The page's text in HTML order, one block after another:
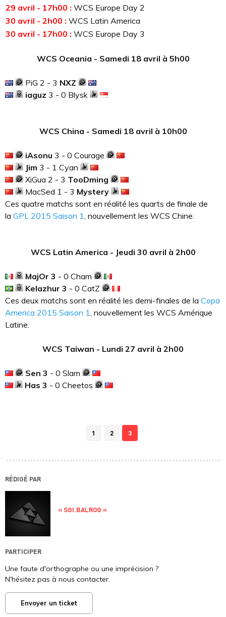
29 avril - 17h00 : WCS Europe Day 2
30 avril - 2h00 : WCS Latin America
30 avril - 17h00 : WCS Europe Day 3
WCS Oceania - Samedi 18 avril à 5h00
PiG 2 - 3 NXZ
iaguz 3 - 0 Blysk
WCS China - Samedi 18 avril à 10h00
iAsonu 3 - 0 Courage
Jim 3 - 1 Cyan
XiGua 2 - 3 TooDming
MacSed 1 - 3 Mystery
Ces quatre matchs sont en réalité les quarts de finale de
la GPL 2015 Saison 1 , nouvellement les WCS Chine.
WCS Latin America - Jeudi 30 avril à 2h00
MajOr 3 - 0 Cham
Kelazhur 3 - 0 CatZ
Ces deux matchs sont en réalité les demi-finales de la Copa
America 2015 Saison 1 , nouvellement les WCS Amérique
Latine.
WCS Taiwan - Lundi 27 avril à 2h00
Sen 3 - 0 Slam
Has 3 - 0 Cheetos
1 2 3
RÉDIGÉ PAR
« SGI.BALROG »
PARTICIPER
Une faute d'orthographe ou une imprécision ?
N'hésitez pas à nous contacter.
Envoyer un ticket